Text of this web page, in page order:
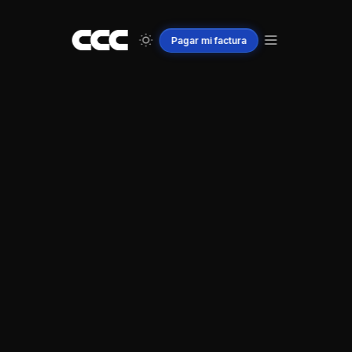
Pagarmifactura